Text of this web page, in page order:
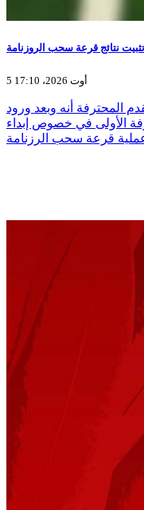
نتائج قرعة سحب الروزنامة
5 أوت 2026، 17:10
المحترفة أنه وبعد ورود
الأولى في خصوص إبداء